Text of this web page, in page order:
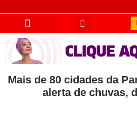
Mais de 80 cidades da
alerta de chuvas,